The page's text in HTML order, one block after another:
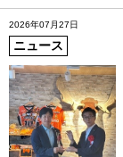
2026年07月27日
ニュース